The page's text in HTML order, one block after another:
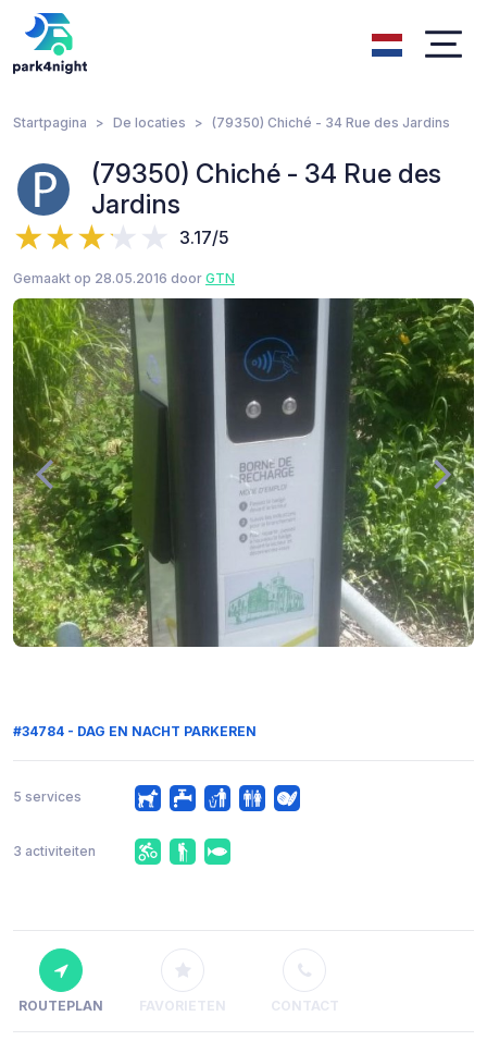
Startpagina De locaties (79350) Chiché - 34 Rue des Jardins
(79350) Chiché - 34 Rue des
Jardins
3.17/5
Gemaakt op 28.05.2016 door GTN
#34784 - DAG EN NACHT PARKEREN
5 services
3 activiteiten
ROUTEPLAN FAVORIETEN CONTACT